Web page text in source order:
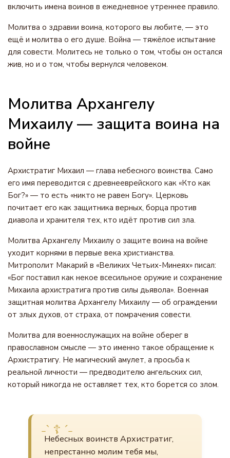
включить имена воинов в ежедневное утреннее правило.
Молитва о здравии воина, которого вы любите, — это
ещё и молитва о его душе. Война — тяжёлое испытание
для совести. Молитесь не только о том, чтобы он остался
жив, но и о том, чтобы вернулся человеком.
Молитва Архангелу
Михаилу — защита воина на
войне
Архистратиг Михаил — глава небесного воинства. Само
его имя переводится с древнееврейского как «Кто как
Бог?» — то есть «никто не равен Богу». Церковь
почитает его как защитника верных, борца против
диавола и хранителя тех, кто идёт против сил зла.
Молитва Архангелу Михаилу о защите воина на войне
уходит корнями в первые века христианства.
Митрополит Макарий в «Великих Четьих-Минеях» писал:
«Бог поставил как некое всесильное оружие и сохранение
Михаила архистратига против силы дьявола». Военная
защитная молитва Архангелу Михаилу — об ограждении
от злых духов, от страха, от помрачения совести.
Молитва для военнослужащих на войне оберег в
православном смысле — это именно такое обращение к
Архистратигу. Не магический амулет, а просьба к
реальной личности — предводителю ангельских сил,
который никогда не оставляет тех, кто борется со злом.
Небесных воинств Архистратиг,
непрестанно молим тебя мы,